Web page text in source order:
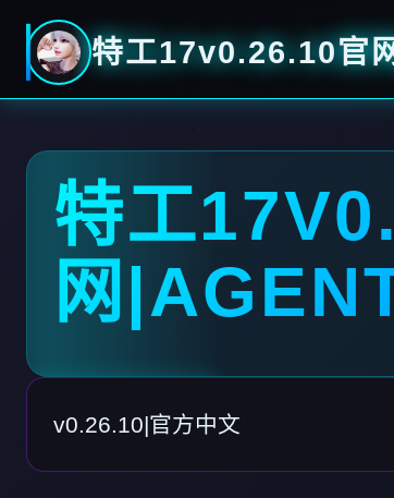
特工17v0.26.10官
特工
网
v0.26.10|官方中文